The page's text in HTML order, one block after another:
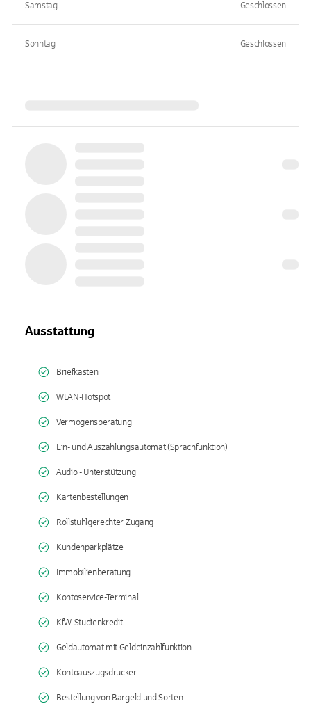
Samstag Geschlossen
Sonntag Geschlossen
Ausstattung
Briefkasten
WLAN-Hotspot
Vermögensberatung
Ein- und Auszahlungsautomat (Sprachfunktion)
Audio - Unterstützung
Kartenbestellungen
Rollstuhlgerechter Zugang
Kundenparkplätze
Immobilienberatung
Kontoservice-Terminal
KfW-Studienkredit
Geldautomat mit Geldeinzahlfunktion
Kontoauszugsdrucker
Bestellung von Bargeld und Sorten